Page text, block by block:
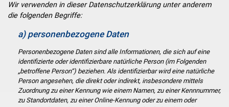
Wir verwenden in dieser Datenschutzerklärung unter anderem
die folgenden Begriffe:
a) personenbezogene Daten
Personenbezogene Daten sind alle Informationen, die sich auf eine
identifizierte oder identifizierbare natürliche Person (im Folgenden
„betroffene Person“) beziehen. Als identifizierbar wird eine natürliche
Person angesehen, die direkt oder indirekt, insbesondere mittels
Zuordnung zu einer Kennung wie einem Namen, zu einer Kennnummer,
zu Standortdaten, zu einer Online-Kennung oder zu einem oder